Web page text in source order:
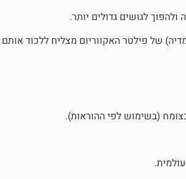
של פילטר האקווריום מצליח ללכוד
(בשימוש לפי ההוראות).